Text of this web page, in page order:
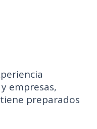
empresas,
preparados